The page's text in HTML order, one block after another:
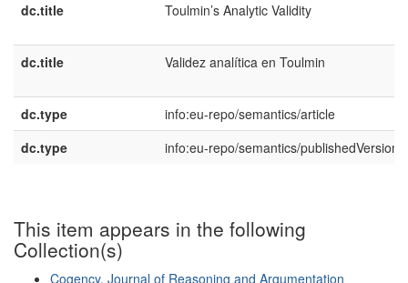
dc.title Toulmin’s Analytic Validity
dc.title Validez analítica en Toulmin
dc.type
info:eu-repo/semantics/article
dc.type
info:eu-repo/semantics/publishedVersion
This item appears in the following
Collection(s)
Cogency. Journal of Reasoning and Argumentation